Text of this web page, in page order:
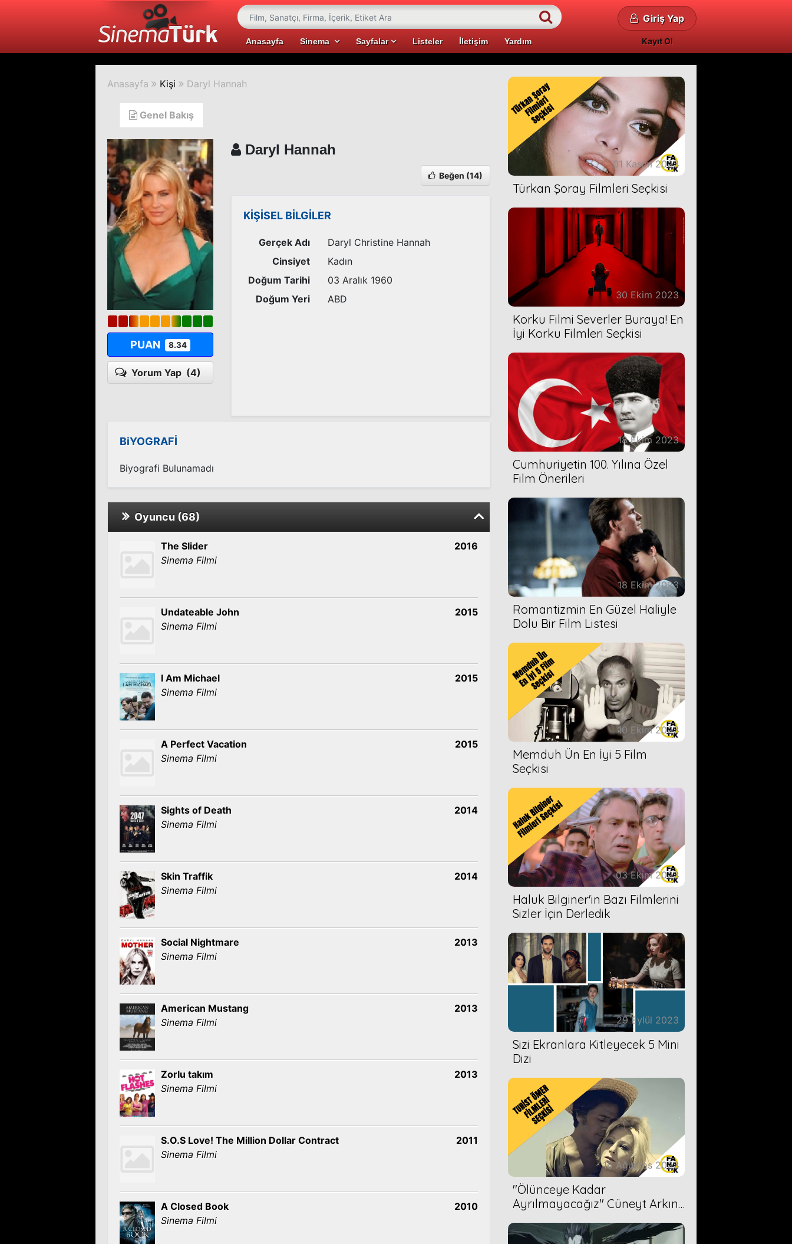
Anasayfa Sinema Sayfalar Listeler İletişim Yardım
Giriş Yap
Kayıt Ol
Anasayfa Kişi Daryl Hannah
Genel Bakış
PUAN 8.34
Yorum Yap (4)
Daryl Hannah
Beğen (14)
KİŞİSEL BİLGİLER
Gerçek Adı
Daryl Christine Hannah
Cinsiyet
Kadın
Doğum Tarihi
03 Aralık 1960
Doğum Yeri
ABD
BiYOGRAFİ
Biyografi Bulunamadı
Oyuncu (68)
The Slider
Sinema Filmi
2016
Undateable John
Sinema Filmi
2015
I Am Michael
Sinema Filmi
2015
A Perfect Vacation
Sinema Filmi
2015
Sights of Death
Sinema Filmi
2014
Skin Traffik
Sinema Filmi
2014
Social Nightmare
Sinema Filmi
2013
American Mustang
Sinema Filmi
2013
Zorlu takım
Sinema Filmi
2013
S.O.S Love! The Million Dollar Contract
Sinema Filmi
2011
A Closed Book
Sinema Filmi
2010
01 Kasım 2023
Türkan Şoray Filmleri Seçkisi
30 Ekim 2023
Korku Filmi Severler Buraya! En
İyi Korku Filmleri Seçkisi
18 Ekim 2023
Cumhuriyetin 100. Yılına Özel
Film Önerileri
18 Ekim 2023
Romantizmin En Güzel Haliyle
Dolu Bir Film Listesi
10 Ekim 2023
Memduh Ün En İyi 5 Film
Seçkisi
03 Ekim 2023
Haluk Bilginer'in Bazı Filmlerini
Sizler İçin Derledik
29 Eylül 2023
Sizi Ekranlara Kitleyecek 5 Mini
Dizi
16 Ağustos 2023
''Ölünceye Kadar
Ayrılmayacağız'' Cüneyt Arkın-